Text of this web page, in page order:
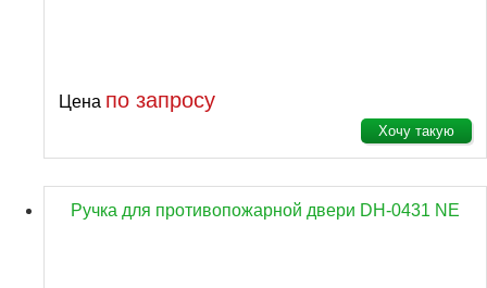
Цена по запросу
Хочу такую
Ручка для противопожарной двери DH-0431 NE